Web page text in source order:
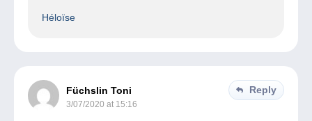
Héloïse
Füchslin Toni
3/07/2020 at 15:16
Reply